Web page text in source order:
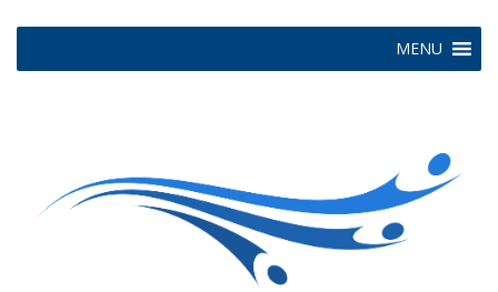
MENU